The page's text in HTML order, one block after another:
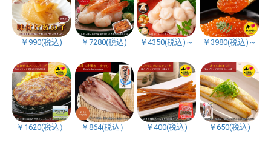
￥990(税込) ￥7280(税込) ￥4350(税込)～ ￥3980(税込)～
￥1620(税込） ￥864(税込） ￥400(税込) ￥650(税込)